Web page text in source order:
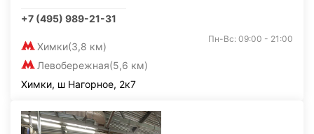
+7 (495) 989-21-31
Химки(3,8 км)
Левобережная(5,6 км)
Пн-Вс: 09:00 - 21:00
Химки, ш Нагорное, 2к7